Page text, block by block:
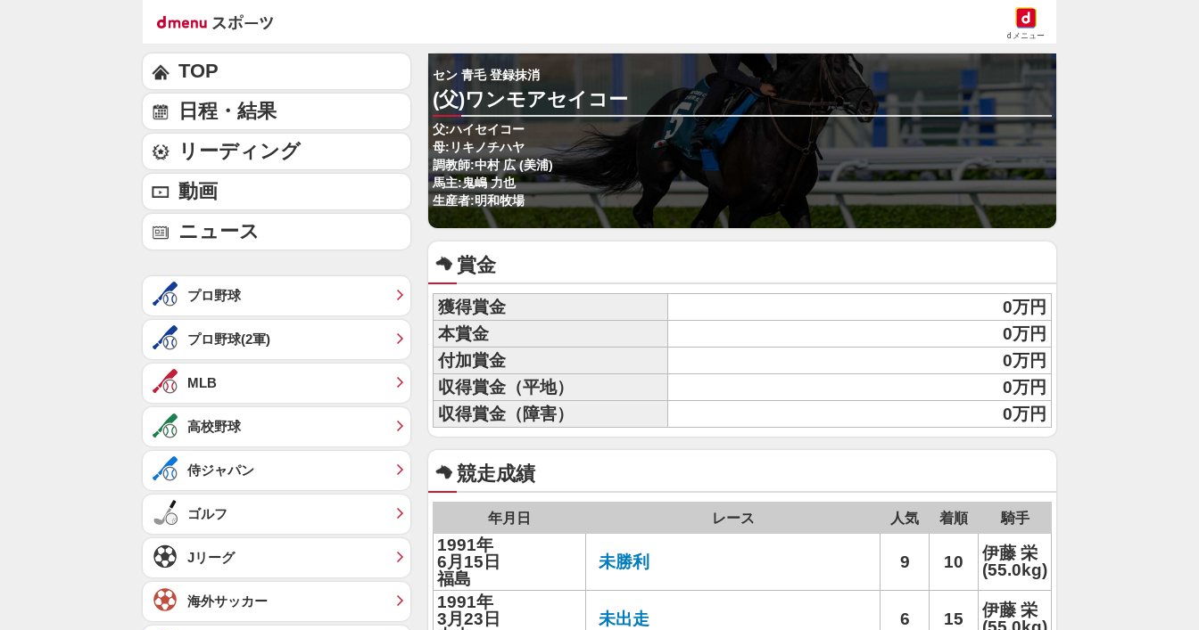
dメニュー
セン 青毛 登録抹消
(父)ワンモアセイコー
父:ハイセイコー
母:リキノチハヤ
調教師:中村 広 (美浦)
馬主:鬼嶋 力也
生産者:明和牧場
賞金
獲得賞金
0万円
本賞金
0万円
付加賞金
0万円
収得賞金（平地）
0万円
収得賞金（障害）
0万円
競走成績
年月日 レース 人気 着順 騎手
1991年
6月15日
福島
未勝利 9 10
伊藤 栄
(55.0kg)
1991年
3月23日
未出走 6 15
伊藤 栄
TOP
日程・結果
リーディング
動画
ニュース
プロ野球
プロ野球(2軍)
MLB
高校野球
侍ジャパン
ゴルフ
Jリーグ
海外サッカー